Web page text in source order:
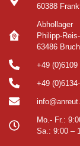
60388
Abhollager
Philipp-
63486
+49 (0)6109
+49
Mo.- Fr.:
Sa.: 9:00 –